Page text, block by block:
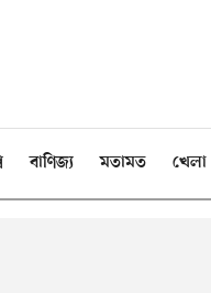
বাণিজ্য মতামত খেলা